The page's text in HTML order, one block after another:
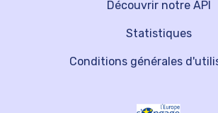
Découvrir notre API
Statistiques
Conditions générales